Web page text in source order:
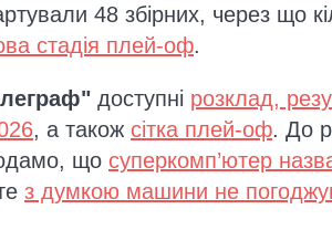
48 збірних, через що
стадія плей-оф.
доступні розклад,
, а також сітка плей-оф. До
що суперкомп’ютер
з думкою машини не